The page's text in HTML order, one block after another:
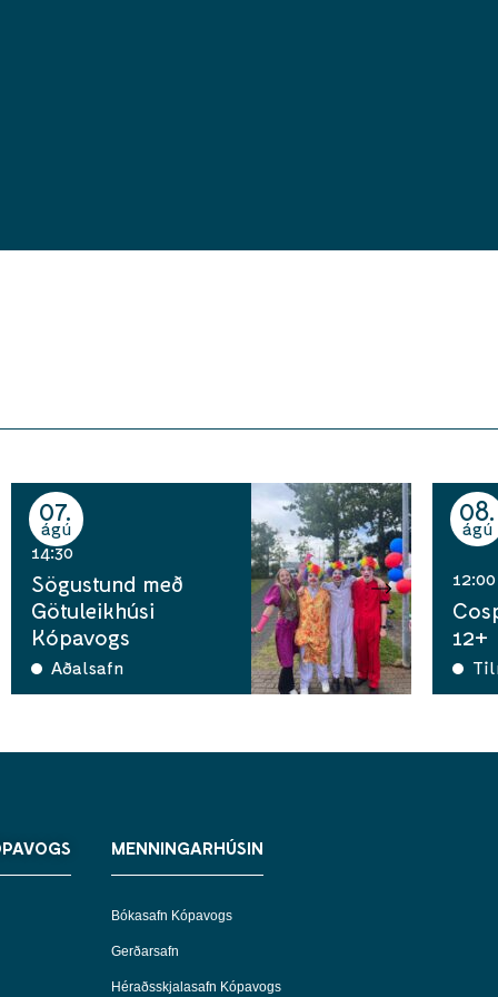
07
ágú
14:30
Sögustund með
Götuleikhúsi
Kópavogs
Aðalsafn
08
ágú
12:00
12+
MENNINGARHÚSIN
Bókasafn Kópavogs
Gerðarsafn
Héraðsskjalasafn Kópavogs